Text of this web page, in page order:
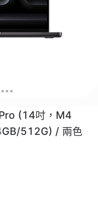
(14吋，M4
512G) / 兩色